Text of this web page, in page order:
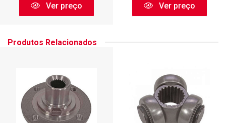
Ver preço Ver preço
Produtos Relacionados